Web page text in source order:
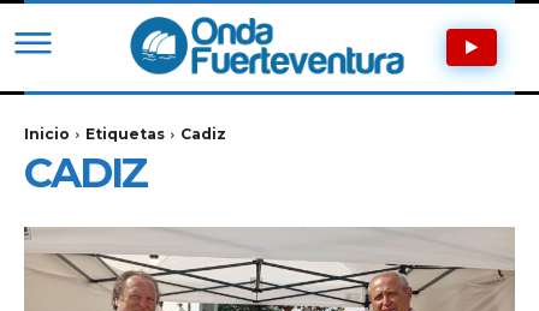
Inicio Etiquetas Cadiz
CADIZ